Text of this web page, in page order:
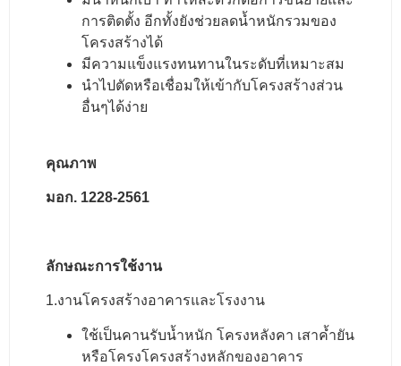
การติดตั้ง อีกทั้งยังช่วยลดน้ำหนักรวมของ
โครงสร้างได้
มีความแข็งแรงทนทานในระดับที่เหมาะสม
นำไปตัดหรือเชื่อมให้เข้ากับโครงสร้างส่วน
อื่นๆได้ง่าย
คุณภาพ
มอก. 1228-2561
ลักษณะการใช้งาน
1.งานโครงสร้างอาคารและโรงงาน
ใช้เป็นคานรับน้ำหนัก โครงหลังคา เสาค้ำยัน
หรือโครงโครงสร้างหลักของอาคาร